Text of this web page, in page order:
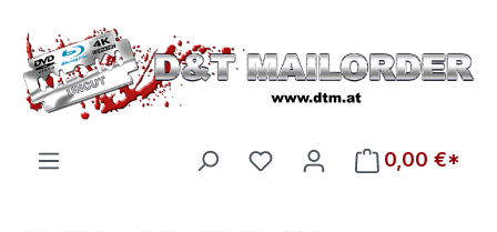
Zum Hauptinhalt springen
Du hast 0 Produkte auf
0,00 €*